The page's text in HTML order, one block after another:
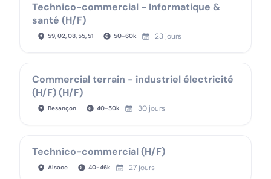
Technico-commercial - Informatique &
santé (H/F)
59, 02, 08, 55, 51 50-60k 23 jours
Commercial terrain - industriel électricité
(H/F) (H/F)
Besançon 40-50k 30 jours
Technico-commercial (H/F)
Alsace 40-46k 27 jours